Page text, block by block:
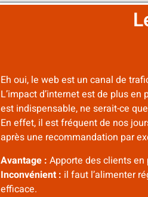
Eh oui, le web est un canal de
L’impact d’internet est de plus
est indispensable, ne serait-ce
En effet, il est fréquent de nos
après une recommandation par
Avantage : Apporte des clients
Inconvénient : il faut l’alimenter
efficace.